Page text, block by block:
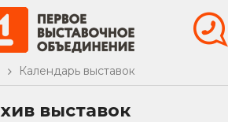
Календарь выставок
выставок